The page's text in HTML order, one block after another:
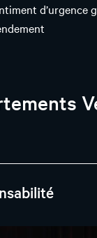
d’urgence